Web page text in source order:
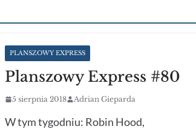
PLANSZOWY EXPRESS
Planszowy Express #80
5 sierpnia 2018 Adrian Gieparda
W tym tygodniu: Robin Hood,